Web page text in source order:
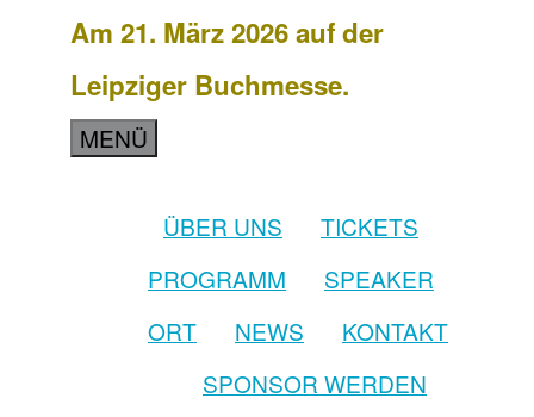
Am 21. März 2026 auf der
Leipziger Buchmesse.
MENÜ
ÜBER UNS
TICKETS
PROGRAMM
SPEAKER
ORT
NEWS
KONTAKT
SPONSOR WERDEN